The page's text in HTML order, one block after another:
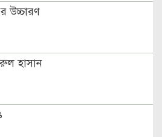
উচ্চারণ
হাসান